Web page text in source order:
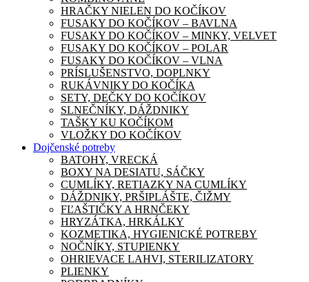
HRAČKY NIELEN DO KOČÍKOV
FUSAKY DO KOČÍKOV – BAVLNA
FUSAKY DO KOČÍKOV – MINKY, VELVET
FUSAKY DO KOČÍKOV – POLAR
FUSAKY DO KOČÍKOV – VLNA
PRÍSLUŠENSTVO, DOPLNKY
RUKÁVNIKY DO KOČÍKA
SETY, DEČKY DO KOČÍKOV
SLNEČNÍKY, DÁŽDNIKY
TAŠKY KU KOČÍKOM
VLOŽKY DO KOČÍKOV
Dojčenské potreby
BATOHY, VRECKÁ
BOXY NA DESIATU, SÁČKY
CUMLÍKY, RETIAZKY NA CUMLÍKY
DÁŽDNIKY, PRŠIPLÁŠTE, ČIŽMY
FĽAŠTIČKY A HRNČEKY
HRYZÁTKA, HRKÁLKY
KOZMETIKA, HYGIENICKÉ POTREBY
NOČNÍKY, STUPIENKY
OHRIEVACE LAHVI, STERILIZATORY
PLIENKY